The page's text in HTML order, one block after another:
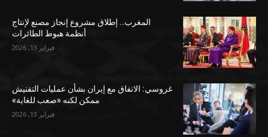
المغرب.. إطلاق مشروع إنجاز مصنع لإنتاج
أنظمة هبوط الطائرات
فبراير 13, 2026
غروسي: الاتفاق مع إيران بشأن عمليات التفتيش
ممكن لكنه «صعب للغاية»
فبراير 13, 2026